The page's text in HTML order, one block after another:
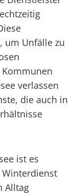
um Unfälle zu
verlassen
die auch in
ist es
Alltag